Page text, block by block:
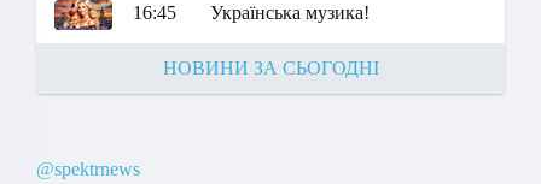
16:45 Українська музика!
НОВИНИ ЗА СЬОГОДНІ
@spektrnews